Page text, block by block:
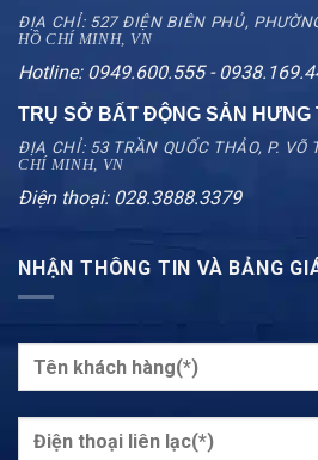
ĐỊA CHỈ: 527 ĐIỆN BIÊN PHỦ,
HỒ CHÍ MINH, VN
Hotline: 0949.600.555 -
TRỤ SỞ BẤT ĐỘNG SẢN HƯNG
ĐỊA CHỈ: 53 TRẦN QUỐC THẢO, P. VÕ
CHÍ MINH, VN
Điện thoại: 028.3888.3379
NHẬN THÔNG TIN VÀ BẢNG